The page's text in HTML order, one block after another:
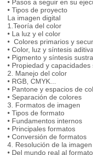
• Pasos a seguir en su
• Tipos de proyecto
La imagen digital
1.Teoría del color
• La luz y el color
• Colores primarios y
• Color, luz y síntesis aditiva
• Pigmento y síntesis
• Propiedad y
2. Manejo del color
• RGB, CMYK...
• Pantone y espacios de
• Separación de colores
3. Formatos de imagen
• Tipos de formato
• Fundamentos internos
• Principales formatos
• Conversión de formatos
4. Resolución de la imagen
• Del mundo real al